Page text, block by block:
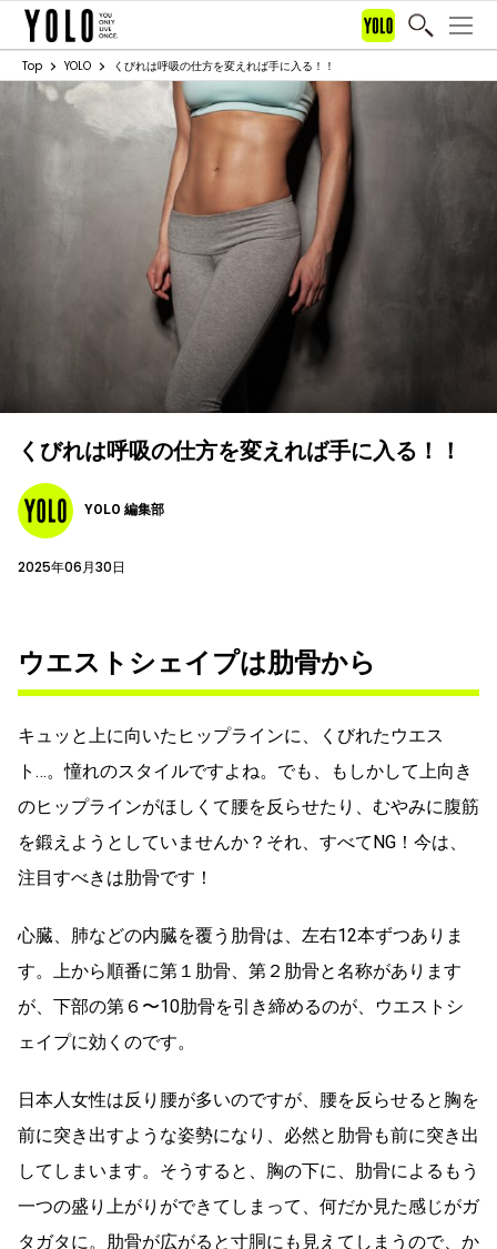
Top YOLO くびれは呼吸の仕方を変えれば手に入る！！
くびれは呼吸の仕方を変えれば手に入る！！
YOLO 編集部
2025年06月30日
ウエストシェイプは肋骨から
キュッと上に向いたヒップラインに、くびれたウエス
ト…。憧れのスタイルですよね。でも、もしかして上向き
のヒップラインがほしくて腰を反らせたり、むやみに腹筋
を鍛えようとしていませんか？それ、すべてNG！今は、
注目すべきは肋骨です！
心臓、肺などの内臓を覆う肋骨は、左右12本ずつありま
す。上から順番に第１肋骨、第２肋骨と名称があります
が、下部の第６〜10肋骨を引き締めるのが、ウエストシ
ェイプに効くのです。
日本人女性は反り腰が多いのですが、腰を反らせると胸を
前に突き出すような姿勢になり、必然と肋骨も前に突き出
してしまいます。そうすると、胸の下に、肋骨によるもう
一つの盛り上がりができてしまって、何だか見た感じがガ
タガタに。肋骨が広がると寸胴にも見えてしまうので、か